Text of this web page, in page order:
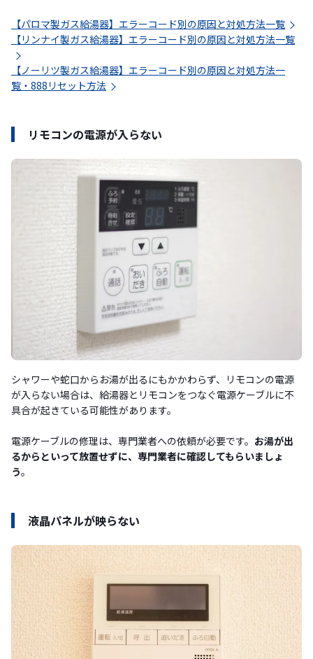
【パロマ製ガス給湯器】エラーコード別の原因と対処方法一覧
【リンナイ製ガス給湯器】エラーコード別の原因と対処方法一覧
【ノーリツ製ガス給湯器】エラーコード別の原因と対処方法一
覧・888リセット方法
リモコンの電源が入らない
シャワーや蛇口からお湯が出るにもかかわらず、リモコンの電源
が入らない場合は、給湯器とリモコンをつなぐ電源ケーブルに不
具合が起きている可能性があります。
電源ケーブルの修理は、専門業者への依頼が必要です。 お湯が出
るからといって放置せずに、専門業者に確認してもらいましょ
う。
液晶パネルが映らない